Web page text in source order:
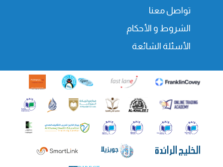
تواصل معنا
الشروط و الأحكام
الأسئلة الشائعة